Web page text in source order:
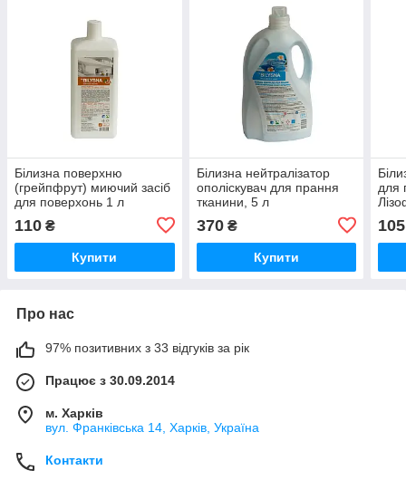
Білизна поверхню
(грейпфрут) миючий засіб
для поверхонь 1 л
110 ₴
Купити
Білизна нейтралізатор
ополіскувач для прання
тканини, 5 л
370₴
Купити
для
105
Про нас
97% позитивних з 33 відгуків за рік
Працює з 30.09.2014
м. Харків
вул. Франківська 14, Харків, Україна
Контакти